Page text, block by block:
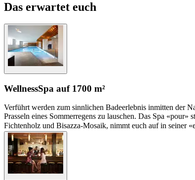
Das erwartet euch
WellnessSpa auf 1700 m²
Verführt werden zum sinnlichen Badeerlebnis inmitten der
Prasseln eines Sommerregens zu lauschen. Das Spa
Fichtenholz und Bisazza-Mosaik, nimmt euch auf in seiner